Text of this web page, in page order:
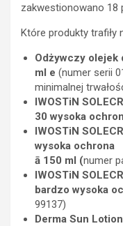
zakwestionowano 18
Które produkty trafiły
Odżywczy olejek
ml e (numer serii
minimalnej
IWOSTiN
30 wysoka
IWOSTiN
wysoka ochrona
ā 150 ml (numer
IWOSTiN
bardzo wysoka
99137)
Derma Sun